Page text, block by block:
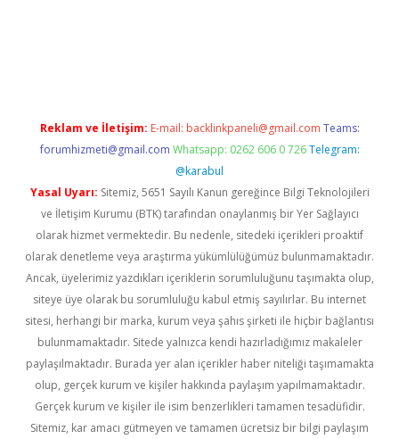
Reklam ve İletişim: E-mail: backlinkpaneli@gmail.com Teams:
forumhizmeti@gmail.com Whatsapp: 0262 606 0 726 Telegram:
@karabul
Yasal Uyarı: Sitemiz, 5651 Sayılı Kanun gereğince Bilgi Teknolojileri
ve İletişim Kurumu (BTK) tarafından onaylanmış bir Yer Sağlayıcı
olarak hizmet vermektedir. Bu nedenle, sitedeki içerikleri proaktif
olarak denetleme veya araştırma yükümlülüğümüz bulunmamaktadır.
Ancak, üyelerimiz yazdıkları içeriklerin sorumluluğunu taşımakta olup,
siteye üye olarak bu sorumluluğu kabul etmiş sayılırlar. Bu internet
sitesi, herhangi bir marka, kurum veya şahıs şirketi ile hiçbir bağlantısı
bulunmamaktadır. Sitede yalnızca kendi hazırladığımız makaleler
paylaşılmaktadır. Burada yer alan içerikler haber niteliği taşımamakta
olup, gerçek kurum ve kişiler hakkında paylaşım yapılmamaktadır.
Gerçek kurum ve kişiler ile isim benzerlikleri tamamen tesadüfidir.
Sitemiz, kar amacı gütmeyen ve tamamen ücretsiz bir bilgi paylaşım